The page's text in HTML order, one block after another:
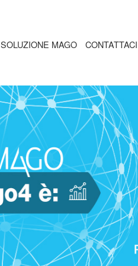
SOLUZIONE MAGO CONTATTACI